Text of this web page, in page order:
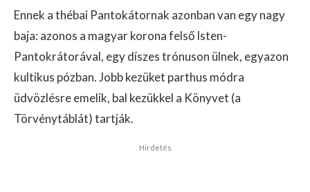
Ennek a thébai Pantokátornak azonban van egy nagy
baja: azonos a magyar korona felső Isten-
Pantokrátorával, egy díszes trónuson ülnek, egyazon
kultikus pózban. Jobb kezüket parthus módra
üdvözlésre emelik, bal kezükkel a Könyvet (a
Törvénytáblát) tartják.
Hirdetés